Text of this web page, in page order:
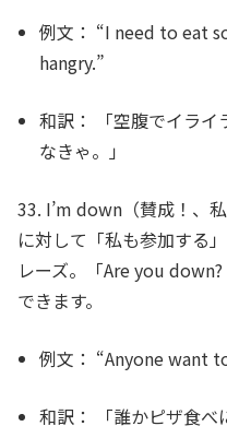
例文： “I need to eat
hangry.”
和訳：
「空腹でイラ
なきゃ。」
33. I’m down（賛成！、私
に対して「私も参加する
レーズ。「Are you
できます。
例文： “Anyone want
和訳： 「誰かピザ食